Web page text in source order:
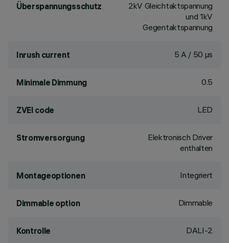
Überspannungsschutz
2kV Gleichtaktspannung
und 1kV
Gegentaktspannung
Inrush current 5 A / 50 µs
Minimale Dimmung 0.5
ZVEI code LED
Stromversorgung
Elektronisch Driver
enthalten
Montageoptionen Integriert
Dimmable option Dimmable
Kontrolle DALI-2